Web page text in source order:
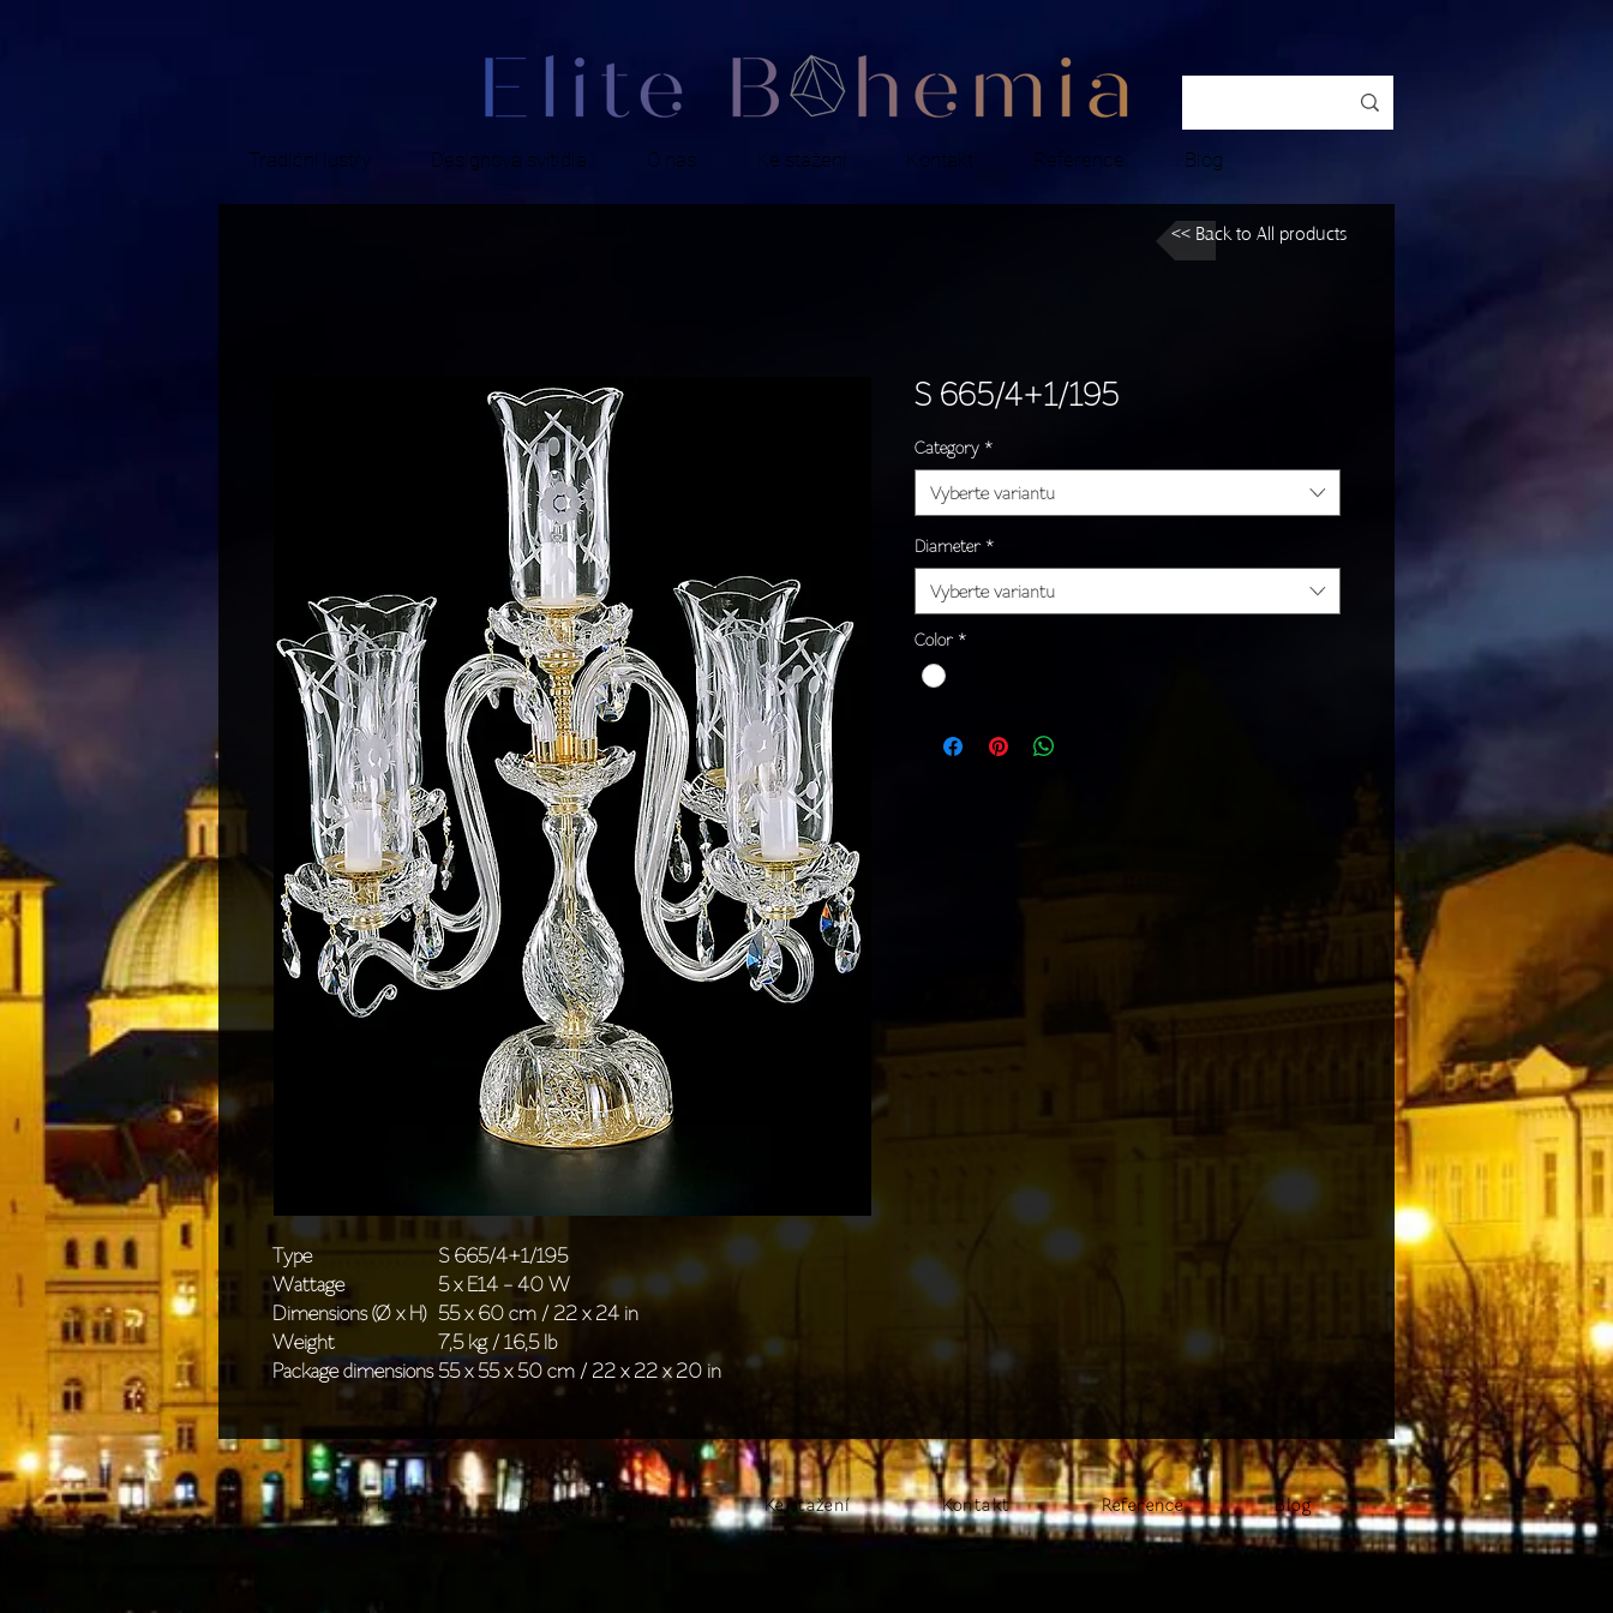
Tradiční lustry Designová svítidla O nás Ke stažení Kontakt Reference Blog
Type
S 665/4+1/195
Wattage
5 x E14 - 40 W
Dimensions (Ø x H) 55 x 60 cm / 22 x 24 in
Weight
7,5 kg / 16,5 lb
Package dimensions55 x 55 x 50 cm / 22 x 22 x 20 in
S 665/4+1/195
Category *
Vyberte variantu
Diameter *
Vyberte variantu
Color *
<< Back to All products
Tradiční lustry Designová svítidla Ke stažení Kontakt Reference Blog